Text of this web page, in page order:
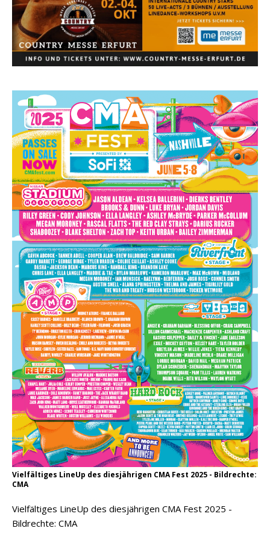
„Choosin‘ Texas“ gehört zu den größten Hits
aller Zeiten
pez veröffentlicht neue Single „Late Night
Talks“ – eine Hymne auf unvergessliche
Country Music Hot News – 9. August 2026:
Morgan Wallen, Dolly Parton und Riley Green im
Fokus
Vielfältiges LineUp des diesjährigen CMA Fest 2025 - Bildrechte:
CMA
Vielfältiges LineUp des diesjährigen CMA Fest 2025 -
Bildrechte: CMA